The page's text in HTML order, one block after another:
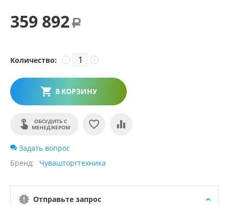
359 892 Р
Количество: +
−
В КОРЗИНУ
ОБСУДИТЬ С
МЕНЕДЖЕРОМ
Задать вопрос
Бренд
Чувашторгтехника
Отправьте запрос